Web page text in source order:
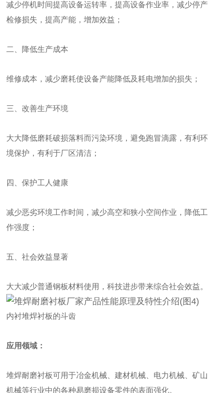
减少停机时间提高设备运转率，提高设备作业率，减少停产
检修损失，提高产能，增加效益；
二、降低生产成本
维修成本，减少磨耗使设备产能降低及耗电增加的损失；
三、改善生产环境
大大降低磨耗破损落料而污染环境，避免跑冒滴露，有利环
境保护，有利于厂区清洁；
四、保护工人健康
减少恶劣环境工作时间，减少高空和狭小空间作业，降低工
作强度；
五、社会效益显著
大大减少普通钢板材料使用，科技进步带来综合社会效益。
内衬堆焊衬板的斗齿
应用领域：
堆焊耐磨衬板可用于冶金机械、建材机械、电力机械、矿山
机械等行业中的各种易磨损设备零件的表面强化。